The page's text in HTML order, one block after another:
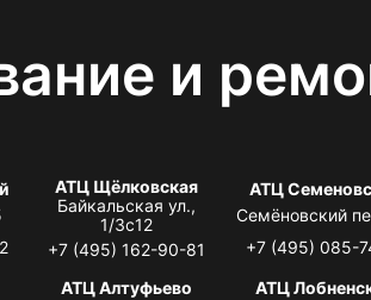
и
АТЦ Щёлковская
Байкальская ул.,
1/3с12
+7 (495) 162-90-81
АТЦ
Семёновский
+7 (495) 085-
АТЦ Алтуфьево
АТЦ